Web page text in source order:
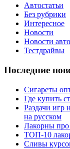
Автостатьи
Без рубрики
Интересное
Новости
Новости авто
Тестдрайвы
Последние
Сигареты
Где купить
Раздачи игр
на русском
Лакорны
ТОП-10
Сливы